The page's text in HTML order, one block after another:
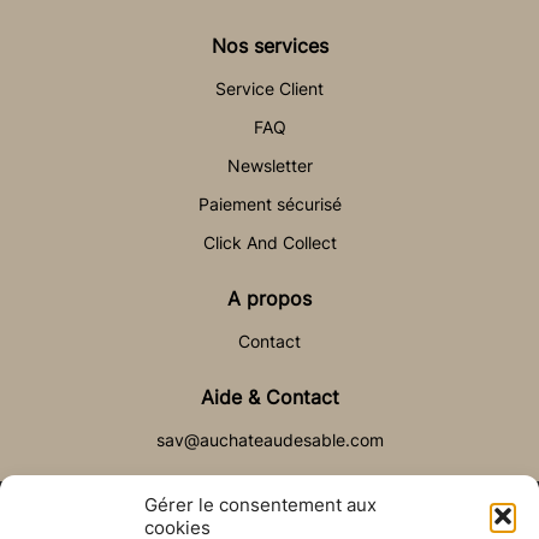
Gérer le consentement aux
cookies
Nos services
Service Client
FAQ
Newsletter
Paiement sécurisé
Click And Collect
A propos
Contact
Aide & Contact
sav@auchateaudesable.com